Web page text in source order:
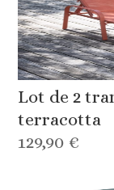
Lot de 2
terracotta
129,90 €